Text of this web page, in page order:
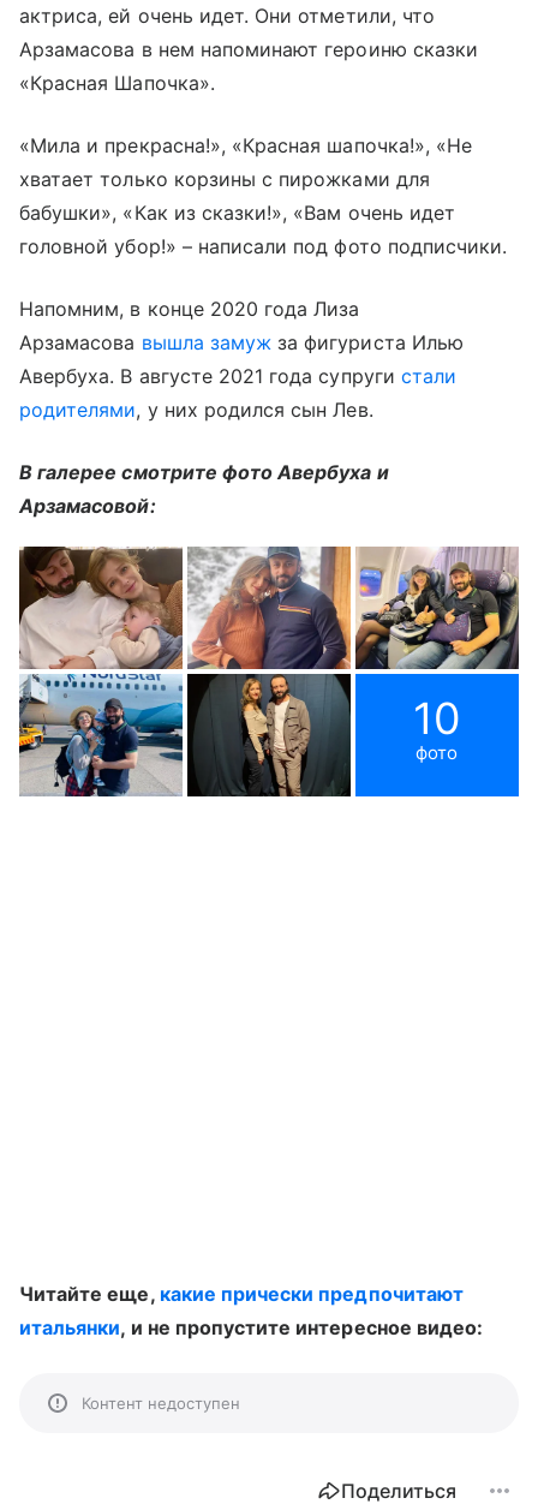
актриса, ей очень идет. Они отметили, что
Арзамасова в нем напоминают героиню сказки
«Красная Шапочка».
«Мила и прекрасна!», «Красная шапочка!», «Не
хватает только корзины с пирожками для
бабушки», «Как из сказки!», «Вам очень идет
головной убор!» – написали под фото подписчики.
Напомним, в конце 2020 года Лиза
Арзамасова вышла замуж за фигуриста Илью
Авербуха. В августе 2021 года супруги стали
родителями, у них родился сын Лев.
В галерее смотрите фото Авербуха и
Арзамасовой:
10
фото
Читайте еще, какие прически предпочитают
итальянки, и не пропустите интересное видео:
Контент недоступен
Поделиться